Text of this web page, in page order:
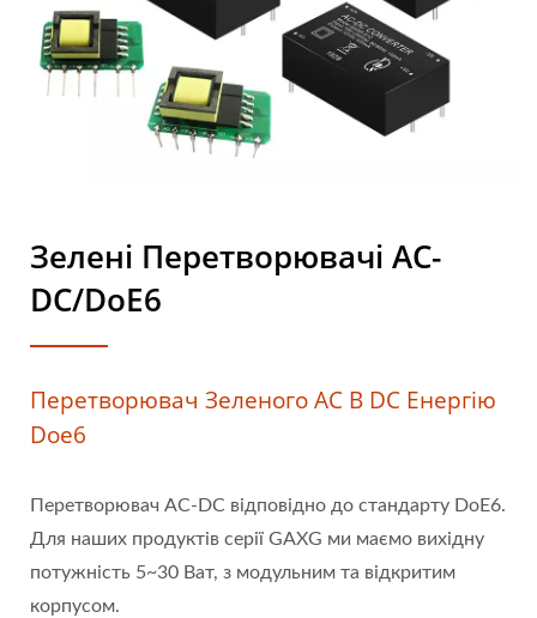
Зелені Перетворювачі AC-
DC/DoE6
Перетворювач Зеленого AC В DC Енергію
Doe6
Перетворювач AC-DC відповідно до стандарту DoE6.
Для наших продуктів серії GAXG ми маємо вихідну
потужність 5~30 Ват, з модульним та відкритим
корпусом.